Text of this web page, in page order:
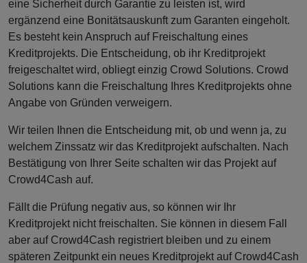
eine Sicherheit durch Garantie zu leisten ist, wird
ergänzend eine Bonitätsauskunft zum Garanten eingeholt.
Es besteht kein Anspruch auf Freischaltung eines
Kreditprojekts. Die Entscheidung, ob ihr Kreditprojekt
freigeschaltet wird, obliegt einzig Crowd Solutions. Crowd
Solutions kann die Freischaltung Ihres Kreditprojekts ohne
Angabe von Gründen verweigern.
Wir teilen Ihnen die Entscheidung mit, ob und wenn ja, zu
welchem Zinssatz wir das Kreditprojekt aufschalten. Nach
Bestätigung von Ihrer Seite schalten wir das Projekt auf
Crowd4Cash auf.
Fällt die Prüfung negativ aus, so können wir Ihr
Kreditprojekt nicht freischalten. Sie können in diesem Fall
aber auf Crowd4Cash registriert bleiben und zu einem
späteren Zeitpunkt ein neues Kreditprojekt auf Crowd4Cash